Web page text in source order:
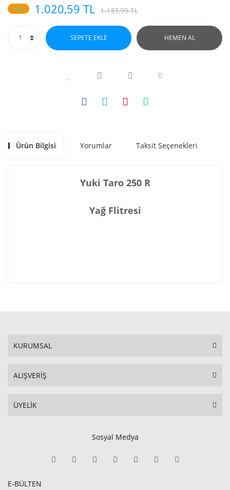
%10 1.020,59 TL 1.133,99 TL
SEPETE EKLE HEMEN AL
Ürün Bilgisi Yorumlar Taksit Seçenekleri
Yuki Taro 250 R
Yağ Flitresi
KURUMSAL
ALIŞVERİŞ
ÜYELİK
Sosyal Medya
E-BÜLTEN